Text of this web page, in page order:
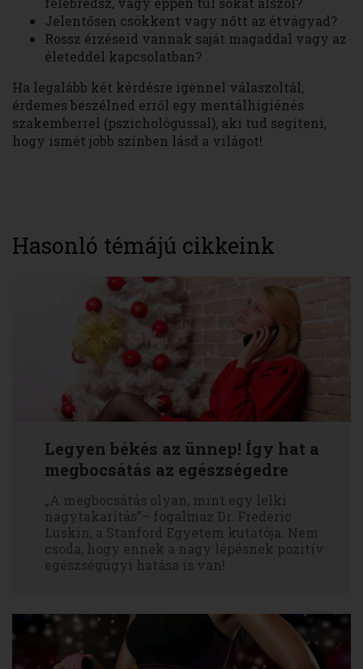
Jelentősen csökkent vagy nőtt az étvágyad?
Rossz érzéseid vannak saját magaddal vagy az
életeddel kapcsolatban?
Ha legalább két kérdésre igennel válaszoltál,
érdemes beszélned erről egy mentálhigiénés
szakemberrel (pszichológussal), aki tud segíteni,
hogy ismét jobb színben lásd a világot!
Hasonló témájú cikkeink
Legyen békés az ünnep! Így hat a
megbocsátás az egészségedre
„A megbocsátás olyan, mint egy lelki
nagytakarítás”– fogalmaz Dr. Frederic
Luskin, a Stanford Egyetem kutatója. Nem
csoda, hogy ennek a nagy lépésnek pozitív
egészségügyi hatása is van!